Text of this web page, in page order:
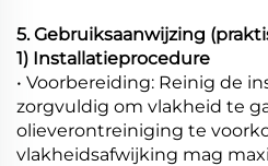
5. Gebruiksaanwijzing
1) Installatieprocedure
• Voorbereiding: Reinig de
zorgvuldig om vlakheid te
olieverontreiniging te
vlakheidsafwijking mag